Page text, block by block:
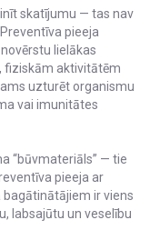
skatījumu — tas nav
pieeja
lielākas
fiziskām aktivitātēm
uzturēt organismu
vai imunitātes
“būvmateriāls” — tie
pieeja ar
ir viens
labsajūtu un veselību